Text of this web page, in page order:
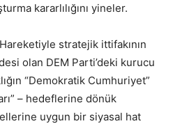
kararlılığını yineler.
stratejik ittifakının
olan DEM Parti’deki kurucu
“Demokratik Cumhuriyet”
– hedeflerine dönük
uygun bir siyasal hat